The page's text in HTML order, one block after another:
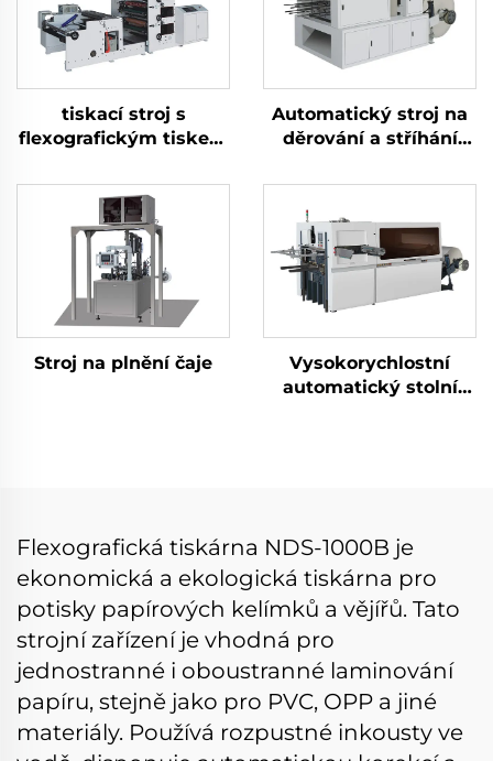
tiskací stroj s
flexografickým tiskem
Automatický stroj na
děrování a stříhání
Stroj na plnění čaje
Vysokorychlostní
automatický stolní
Flexografická tiskárna NDS-1000B je
ekonomická a ekologická tiskárna pro
potisky papírových kelímků a vějířů. Tato
strojní zařízení je vhodná pro
jednostranné i oboustranné laminování
papíru, stejně jako pro PVC, OPP a jiné
materiály. Používá rozpustné inkousty ve